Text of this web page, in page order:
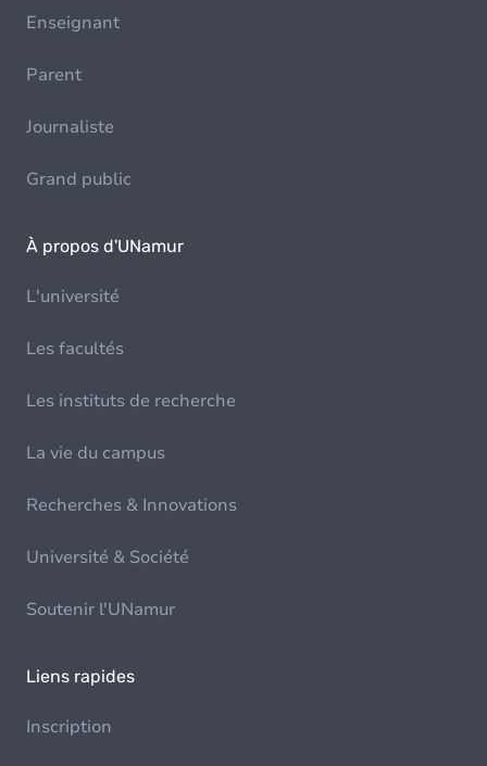
Enseignant
Parent
Journaliste
Grand public
À propos d'UNamur
L'université
Les facultés
Les instituts de recherche
La vie du campus
Recherches & Innovations
Université & Société
Soutenir l'UNamur
Liens rapides
Inscription